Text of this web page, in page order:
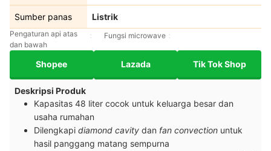
Sumber panas Listrik
Pengaturan api atas
dan bawah
Fungsi microwave
Shopee Lazada Tik Tok Shop
Deskripsi Produk
Kapasitas 48 liter cocok untuk keluarga besar dan
usaha rumahan
Dilengkapi diamond cavity dan fan convection untuk
hasil panggang matang sempurna